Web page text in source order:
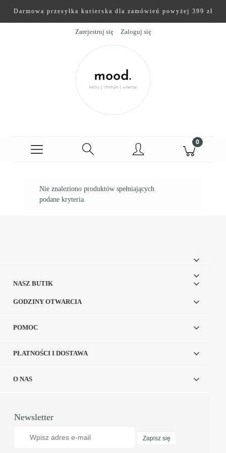
Darmowa przesyłka kurierska dla zamówień powyżej 399 zł
Zarejestruj się Zaloguj się
Nie znaleziono produktów spełniających
podane kryteria.
NASZ BUTIK
GODZINY OTWARCIA
POMOC
PŁATNOŚCI I DOSTAWA
O NAS
Newsletter
Zapisz się